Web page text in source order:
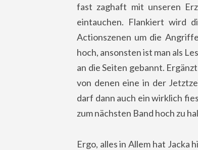
fast zaghaft mit unseren
eintauchen. Flankiert wird
Actionszenen um die
hoch, ansonsten ist man als
an die Seiten gebannt.
von denen eine in der
darf dann auch ein wirklich
zum nächsten Band hoch zu
Ergo, alles in Allem hat Jacka